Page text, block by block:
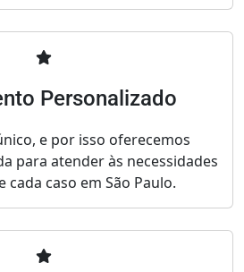
Personalizado
e por isso oferecemos
para atender às necessidades
cada caso em São Paulo.